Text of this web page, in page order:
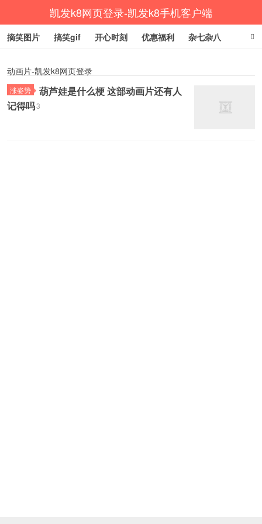
凯发k8网页登录-凯发k8手机客户端
摘笑图片 搞笑gif 开心时刻 优惠福利 杂七杂八
动画片-凯发k8网页登录
涨姿势
葫芦娃是什么梗 这部动画片还有人
记得吗3